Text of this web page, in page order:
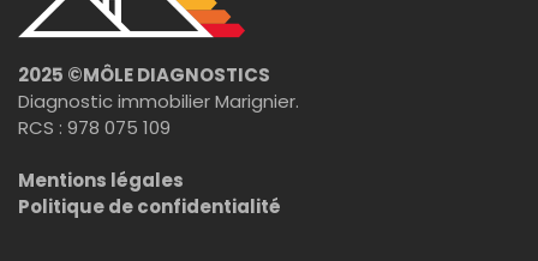
2025 ©MÔLE DIAGNOSTICS
Diagnostic immobilier Marignier.
RCS : 978 075 109
Mentions légales
Politique de confidentialité